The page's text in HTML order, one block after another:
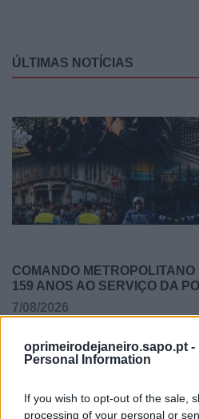
oprimeirodejaneiro.sapo.pt -
Personal Information
If you wish to opt-out of the sale,
processing of your personal or
ÚLTIMAS NOTÍCIAS
COMANDO
159 ANOS AO SERVIÇO DA
7/08/2026